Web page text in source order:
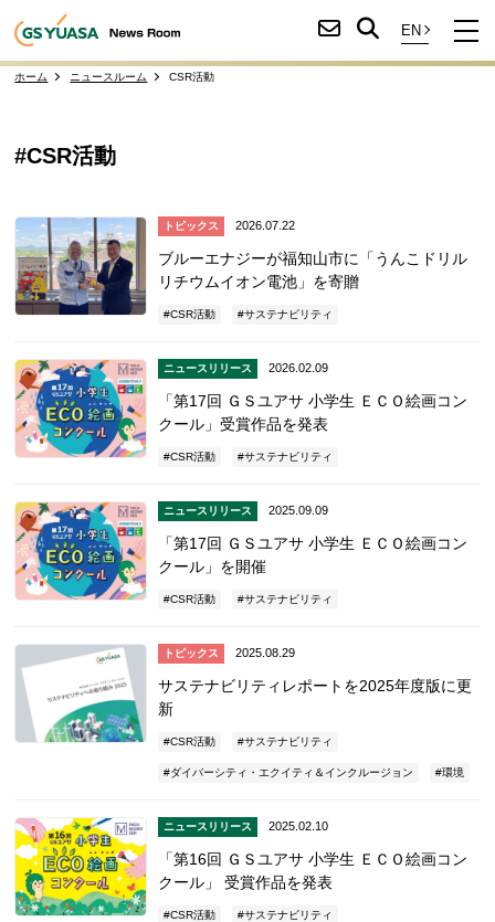
ホーム ニュースルーム CSR活動
#CSR活動
トピックス 2026.07.22
ブルーエナジーが福知山市に「うんこドリル
リチウムイオン電池」を寄贈
CSR活動 サステナビリティ
ニュースリリース 2026.02.09
「第17回 ＧＳユアサ 小学生 ＥＣＯ絵画コン
クール」受賞作品を発表
CSR活動 サステナビリティ
ニュースリリース 2025.09.09
「第17回 ＧＳユアサ 小学生 ＥＣＯ絵画コン
クール」を開催
CSR活動 サステナビリティ
トピックス 2025.08.29
サステナビリティレポートを2025年度版に更
新
CSR活動 サステナビリティ
ダイバーシティ・エクイティ＆インクルージョン 環境
ニュースリリース 2025.02.10
「第16回 ＧＳユアサ 小学生 ＥＣＯ絵画コン
クール」 受賞作品を発表
CSR活動 サステナビリティ